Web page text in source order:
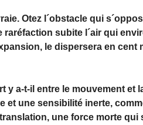
Otez l´obstacle qui
subite l´air qui
le dispersera en cent
y a-t-il entre le mouvement
et une sensibilité inerte,
une force morte